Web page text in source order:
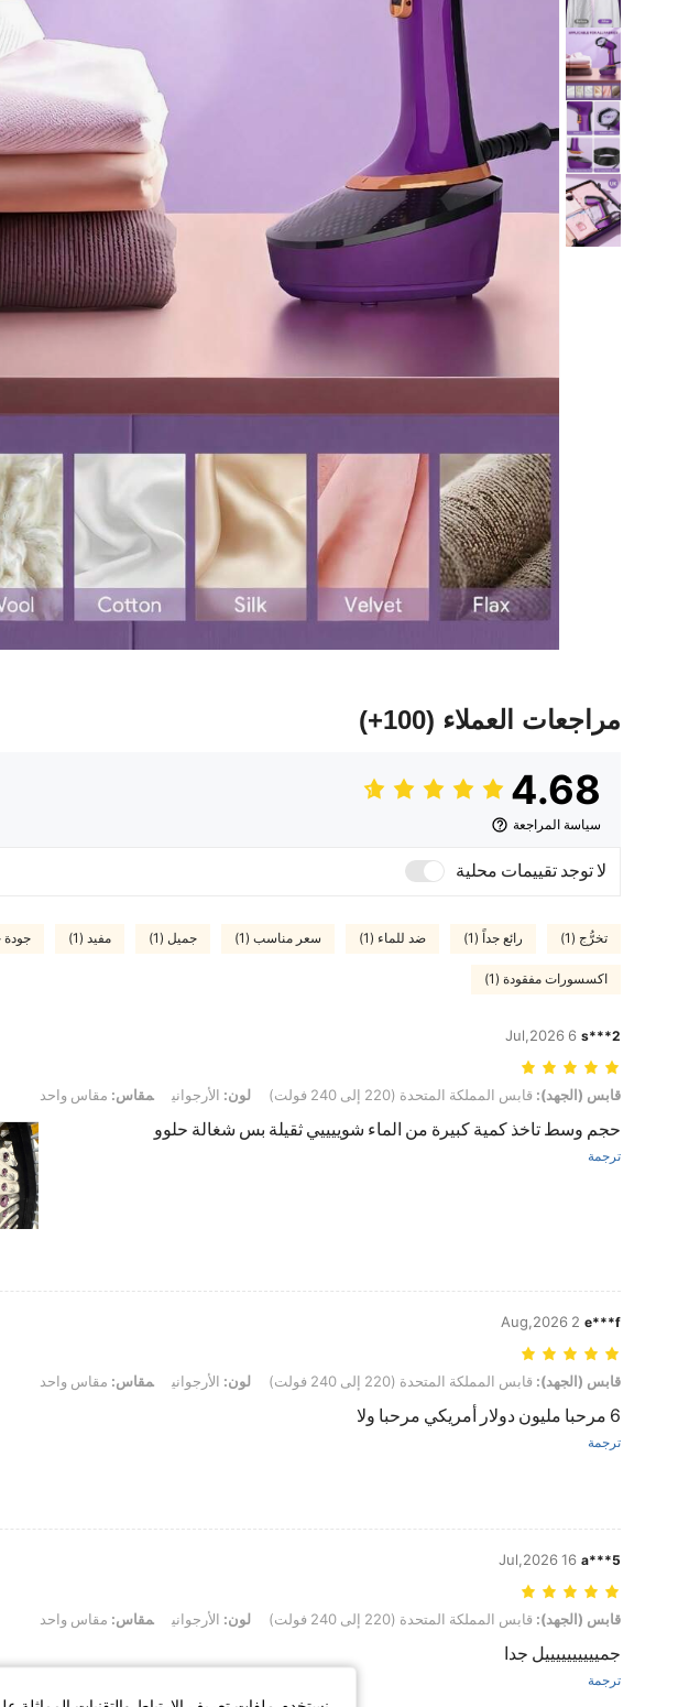
مراجعات العملاء (100+)
4.68
سياسة المراجعة
لا توجد تقييمات محلية
تخرُّج (1) رائع جداً (1) ضد للماء (1) سعر مناسب (1) جميل (1) مفيد (1) جودة
اكسسورات مفقودة (1)
s***2
6 Jul,2026
قابس (الجهد): قابس المملكة المتحدة (220 إلى 240 فولت), لون: الأرجواني, مقاس: مقاس واحد
قابس (الجهد): قابس المملكة المتحدة (220 إلى 240 فولت) لون: الأرجواني مقاس: مقاس واحد
حجم وسط تاخذ كمية كبيرة من الماء شوييييي ثقيلة بس شغالة حلوو
ترجمة
e***f
2 Aug,2026
قابس (الجهد): قابس المملكة المتحدة (220 إلى 240 فولت), لون: الأرجواني, مقاس: مقاس واحد
قابس (الجهد): قابس المملكة المتحدة (220 إلى 240 فولت) لون: الأرجواني مقاس: مقاس واحد
6 مرحبا مليون دولار أمريكي مرحبا ولا
ترجمة
a***5
16 Jul,2026
قابس (الجهد): قابس المملكة المتحدة (220 إلى 240 فولت), لون: الأرجواني, مقاس: مقاس واحد
قابس (الجهد): قابس المملكة المتحدة (220 إلى 240 فولت) لون: الأرجواني مقاس: مقاس واحد
جمييييييييييل جدا
ترجمة